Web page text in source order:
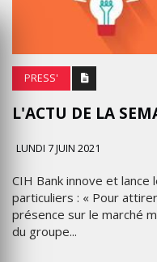
PRESS'
L'ACTU DE LA
LUNDI 7 JUIN 2021
CIH Bank innove et
particuliers : « Pour
présence sur le marché
du groupe...